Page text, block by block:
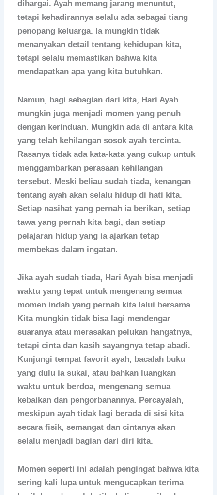
dihargai. Ayah memang jarang menuntut,
tetapi kehadirannya selalu ada sebagai tiang
penopang keluarga. Ia mungkin tidak
menanyakan detail tentang kehidupan kita,
tetapi selalu memastikan bahwa kita
mendapatkan apa yang kita butuhkan.
Namun, bagi sebagian dari kita, Hari Ayah
mungkin juga menjadi momen yang penuh
dengan kerinduan. Mungkin ada di antara kita
yang telah kehilangan sosok ayah tercinta.
Rasanya tidak ada kata-kata yang cukup untuk
menggambarkan perasaan kehilangan
tersebut. Meski beliau sudah tiada, kenangan
tentang ayah akan selalu hidup di hati kita.
Setiap nasihat yang pernah ia berikan, setiap
tawa yang pernah kita bagi, dan setiap
pelajaran hidup yang ia ajarkan tetap
membekas dalam ingatan.
Jika ayah sudah tiada, Hari Ayah bisa menjadi
waktu yang tepat untuk mengenang semua
momen indah yang pernah kita lalui bersama.
Kita mungkin tidak bisa lagi mendengar
suaranya atau merasakan pelukan hangatnya,
tetapi cinta dan kasih sayangnya tetap abadi.
Kunjungi tempat favorit ayah, bacalah buku
yang dulu ia sukai, atau bahkan luangkan
waktu untuk berdoa, mengenang semua
kebaikan dan pengorbanannya. Percayalah,
meskipun ayah tidak lagi berada di sisi kita
secara fisik, semangat dan cintanya akan
selalu menjadi bagian dari diri kita.
Momen seperti ini adalah pengingat bahwa kita
sering kali lupa untuk mengucapkan terima